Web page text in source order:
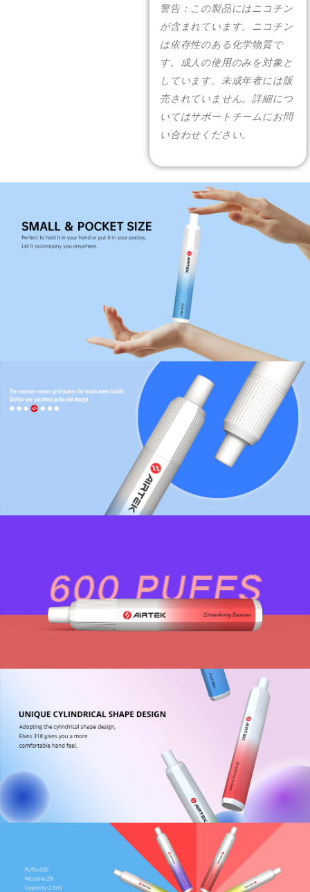
警告：この製品にはニコチン
が含まれています。ニコチン
は依存性のある化学物質で
す。成人の使用のみを対象と
しています。未成年者には販
売されていません。詳細につ
いてはサポートチームにお問
い合わせください。